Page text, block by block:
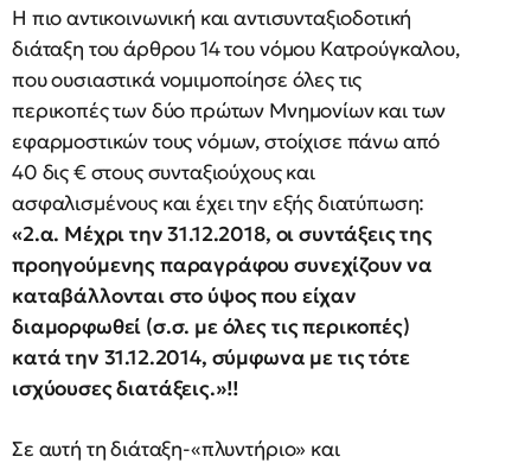
Η πιο αντικοινωνική και αντισυνταξιοδοτική
διάταξη του άρθρου 14 του νόμου Κατρούγκαλου,
που ουσιαστικά νομιμοποίησε όλες τις
περικοπές των δύο πρώτων Μνημονίων και των
εφαρμοστικών τους νόμων, στοίχισε πάνω από
40 δις € στους συνταξιούχους και
ασφαλισμένους και έχει την εξής διατύπωση:
«2.α. Μέχρι την 31.12.2018, οι συντάξεις της
προηγούμενης παραγράφου συνεχίζουν να
καταβάλλονται στο ύψος που είχαν
διαμορφωθεί (σ.σ. με όλες τις περικοπές)
κατά την 31.12.2014, σύμφωνα με τις τότε
ισχύουσες διατάξεις.»!!
Σε αυτή τη διάταξη-«πλυντήριο» και